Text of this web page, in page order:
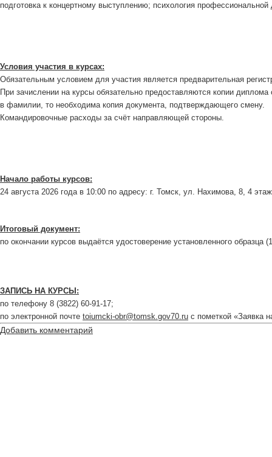
подготовка к концертному выступлению; психология профессиональной
Условия участия в курсах:
Обязательным условием для участия является предварительная
При зачислении на курсы обязательно предоставляются копии
в фамилии, то необходима копия документа, подтверждающего смену.
Командировочные расходы за счёт направляющей стороны.
Начало работы курсов:
24 августа 2026 года в 10:00 по адресу: г. Томск, ул. Нахимова, 8, 4
Итоговый документ:
по окончании курсов выдаётся удостоверение установленного образца
ЗАПИСЬ НА КУРСЫ:
по телефону 8 (3822) 60-91-17;
по электронной почте toiumcki-obr@tomsk.gov70.ru с пометкой «Заявка
Добавить комментарий